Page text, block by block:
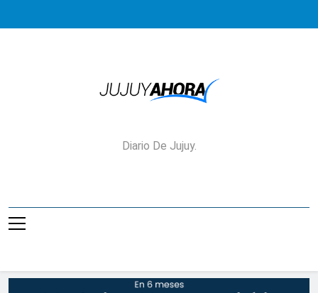
Jujuy Ahora!
Diario De Jujuy.